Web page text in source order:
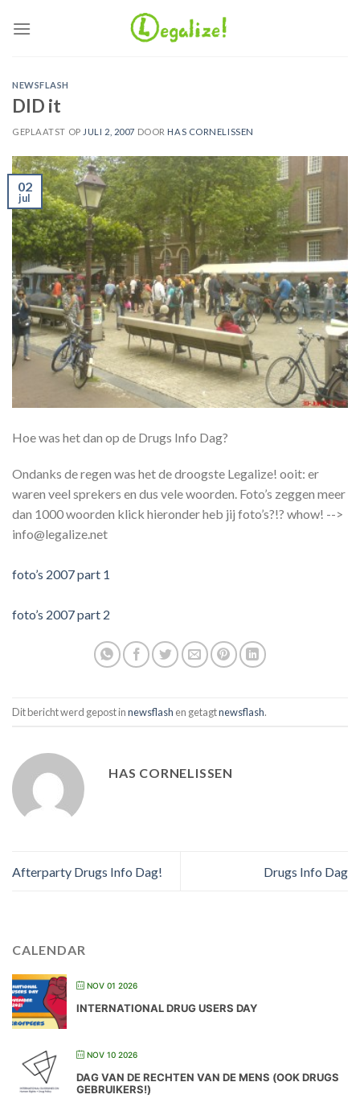
naar
NEWSFLASH
DID it
GEPLAATST OP JULI 2, 2007 DOOR HAS CORNELISSEN
02
jul
Hoe was het dan op de Drugs Info Dag?
Ondanks de regen was het de droogste Legalize! ooit: er
waren veel sprekers en dus vele woorden. Foto’s zeggen meer
dan 1000 woorden klick hieronder heb jij foto’s?!? whow! -->
info@legalize.net
foto’s 2007 part 1
foto’s 2007 part 2
Dit bericht werd gepost innewsflash en getagtnewsflash.
HAS CORNELISSEN
Afterparty Drugs Info Dag! Drugs Info Dag
CALENDAR
NOV 01 2026
INTERNATIONAL DRUG USERS DAY
NOV 10 2026
DAG VAN DE RECHTEN VAN DE MENS (OOK DRUGS
GEBRUIKERS!)